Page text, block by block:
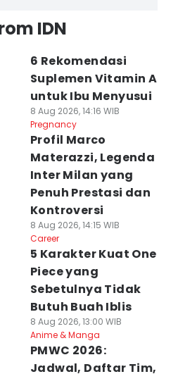
IDN
6 Rekomendasi
Suplemen Vitamin A
untuk Ibu Menyusui
8 Aug 2026, 14:16 WIB
Pregnancy
Profil Marco
Materazzi, Legenda
Inter Milan yang
Penuh Prestasi dan
Kontroversi
8 Aug 2026, 14:15 WIB
Career
5 Karakter Kuat One
Piece yang
Sebetulnya Tidak
Butuh Buah Iblis
8 Aug 2026, 13:00 WIB
Anime & Manga
PMWC 2026:
Jadwal, Daftar Tim,